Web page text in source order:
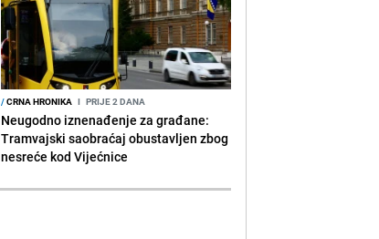
/CRNA HRONIKA I PRIJE 2 DANA
Neugodno iznenađenje za građane:
Tramvajski saobraćaj obustavljen zbog
nesreće kod Vijećnice